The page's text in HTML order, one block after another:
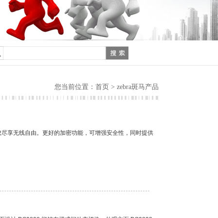
您当前位置： 首页 > zebra斑马产品
享无线自由。更好的加密功能，可增强安全性，同时提供